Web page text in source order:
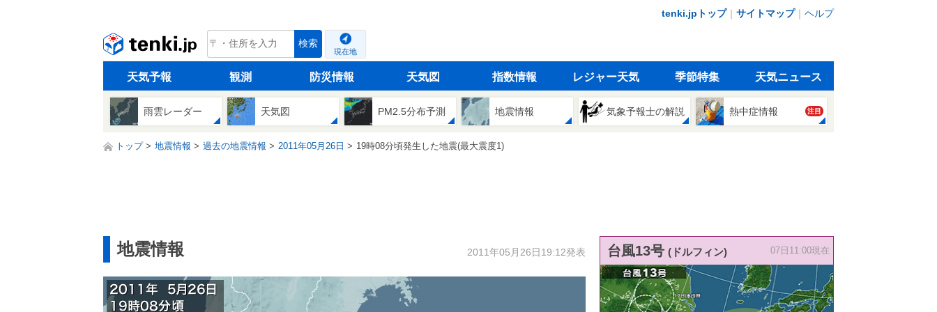
tenki.jpトップ｜ サイトマップ｜ ヘルプ
tenki.jp 検索
現在地
天気予報 観測 防災情報 天気図 指数情報 レジャー天気 季節特集 天気ニュース
雨雲レーダー 天気図 PM2.5分布予測 地震情報 気象予報士の解説 熱中症情報 注目
トップ 地震情報 過去の地震情報 2011年05月26日 19時08分頃発生した地震(最大震度1)
地震情報 2011年05月26日19:12発表 台風13号 (ドルフィン) 07日11:00現在